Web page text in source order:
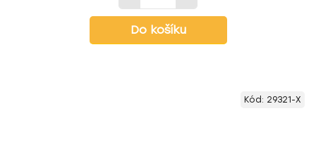
Do košíku
Kód: 29321-X